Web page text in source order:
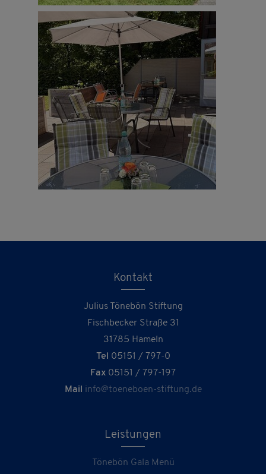
Kontakt
Julius Tönebön Stiftung
Fischbecker Straße 31
31785 Hameln
Tel
05151 / 797-0
Fax 05151 / 797-197
Mail
info@toeneboen-stiftung.de
Leistungen
Tönebön Gala Menü